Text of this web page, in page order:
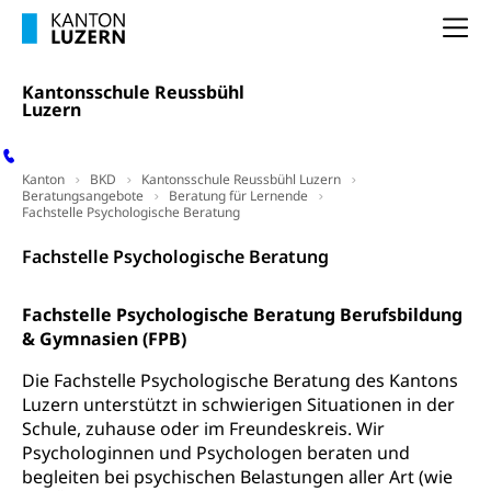
Kantonsschule Reussbühl
Luzern
Kanton BKD
Kantonsschule Reussbühl Luzern
Beratungsangebote
Beratung für Lernende
Fachstelle Psychologische Beratung
Fachstelle Psychologische Beratung
Fachstelle Psychologische Beratung Berufsbildung
& Gymnasien (FPB)
Die Fachstelle Psychologische Beratung des Kantons
Luzern unterstützt in schwierigen Situationen in der
Schule, zuhause oder im Freundeskreis. Wir
Psychologinnen und Psychologen beraten und
begleiten bei psychischen Belastungen aller Art (wie
Forschungsförderung, Wissenschaftsmarketing,
Wissenschaft, Forschung, Entwicklung, Projekte
Pilotprojekte Klima
Innovative Projekte Landwirtschaft und
Projektförderung Universität Luzern unilu
Erwachsenenbildung und Weiterbildung
Umschulung, zweiter Bildungsweg,
Neuorientierung, Grundkompetenzen,
Berufsberatung, Standortbestimmung,
Studienberatung, Beratung und Unterstützung,
Berufsabschluss für Erwachsene
Bildungsgutscheine Grundkompetenzen
Bildung & Berufsabschluss für Erwachsene
Fachperson Betreuung (verkürzte
Grundbildung)
Fachperson Gesundheit (verkürzte
Lehre, Berufsfachschule, Lehrbetrieb, Lehrvertrag,
Berufsberatung, Qualifikationsverfahren,
Berufswahl & Berufsberatung, Schnupperlehre und
Lehrstellensuche, Berufsmaturität,
Brückenangebote, Zugewanderte & Arbeitsmarkt,
Fachstelle Berufsbildung
Schulen und Berufsbildungszentren
Hochschule Fachhochschule